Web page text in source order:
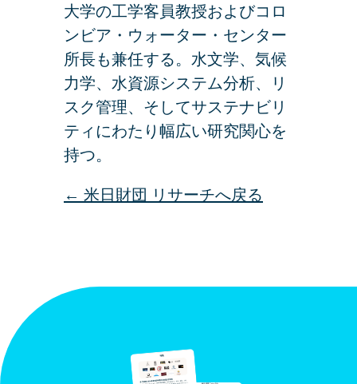
大学の工学客員教授およびコロ
ンビア・ウォーター・センター
所長も兼任する。水文学、気候
力学、水資源システム分析、リ
スク管理、そしてサステナビリ
ティにわたり幅広い研究関心を
持つ。
← 米日財団 リサーチへ戻る